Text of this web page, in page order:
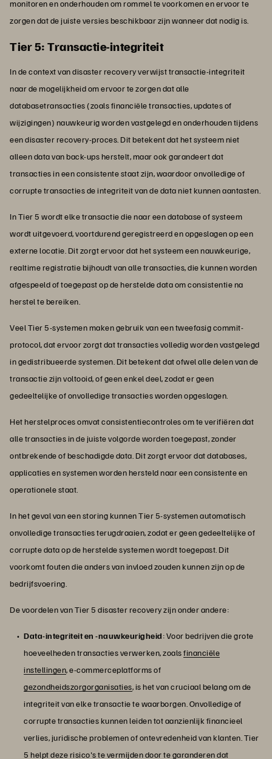
monitoren en onderhouden om rommel te voorkomen en ervoor te
zorgen dat de juiste versies beschikbaar zijn wanneer dat nodig is.
Tier 5: Transactie-integriteit
In de context van disaster recovery verwijst transactie-integriteit
naar de mogelijkheid om ervoor te zorgen dat alle
databasetransacties (zoals financiële transacties, updates of
wijzigingen) nauwkeurig worden vastgelegd en onderhouden tijdens
een disaster recovery-proces. Dit betekent dat het systeem niet
alleen data van back-ups herstelt, maar ook garandeert dat
transacties in een consistente staat zijn, waardoor onvolledige of
corrupte transacties de integriteit van de data niet kunnen aantasten.
In Tier 5 wordt elke transactie die naar een database of systeem
wordt uitgevoerd, voortdurend geregistreerd en opgeslagen op een
externe locatie. Dit zorgt ervoor dat het systeem een nauwkeurige,
realtime registratie bijhoudt van alle transacties, die kunnen worden
afgespeeld of toegepast op de herstelde data om consistentie na
herstel te bereiken.
Veel Tier 5-systemen maken gebruik van een tweefasig commit-
protocol, dat ervoor zorgt dat transacties volledig worden vastgelegd
in gedistribueerde systemen. Dit betekent dat ofwel alle delen van de
transactie zijn voltooid, of geen enkel deel, zodat er geen
gedeeltelijke of onvolledige transacties worden opgeslagen.
Het herstelproces omvat consistentiecontroles om te verifiëren dat
alle transacties in de juiste volgorde worden toegepast, zonder
ontbrekende of beschadigde data. Dit zorgt ervoor dat databases,
applicaties en systemen worden hersteld naar een consistente en
operationele staat.
In het geval van een storing kunnen Tier 5-systemen automatisch
onvolledige transacties terugdraaien, zodat er geen gedeeltelijke of
corrupte data op de herstelde systemen wordt toegepast. Dit
voorkomt fouten die anders van invloed zouden kunnen zijn op de
bedrijfsvoering.
De voordelen van Tier 5 disaster recovery zijn onder andere:
Data-integriteit en -nauwkeurigheid: Voor bedrijven die grote
hoeveelheden transacties verwerken, zoalsfinanciële
instellingen, e-commerceplatforms of
gezondheidszorgorganisaties, is het van cruciaal belang om de
integriteit van elke transactie te waarborgen. Onvolledige of
corrupte transacties kunnen leiden tot aanzienlijk financieel
verlies, juridische problemen of ontevredenheid van klanten. Tier
5 helpt deze risico's te vermijden door te garanderen dat